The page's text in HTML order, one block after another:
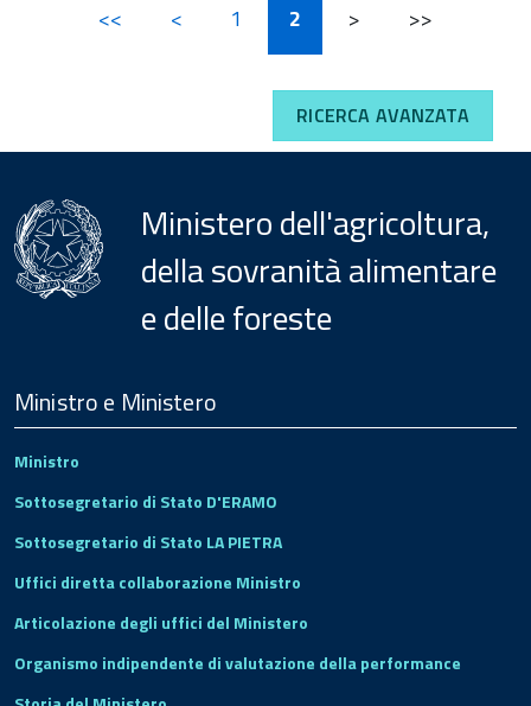
<< < 1 2 > >>
RICERCA AVANZATA
Ministero dell'agricoltura,
della sovranità alimentare
e delle foreste
Footer
Ministro e Ministero
Ministro
Sottosegretario di Stato D'ERAMO
Sottosegretario di Stato LA PIETRA
Uffici diretta collaborazione Ministro
Articolazione degli uffici del Ministero
Organismo indipendente di valutazione della performance